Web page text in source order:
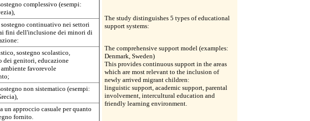
complessivo (esempi:
sostegno continuativo nei settori
fini dell'inclusione dei minori di
sostegno scolastico,
dei genitori, educazione
favorevole
non sistematico (esempi:
un approccio casuale per quanto
fornito.
The study distinguishes 5 types of educational
support systems:
The comprehensive support model (examples:
Denmark, Sweden)
This provides continuous support in the areas
which are most relevant to the inclusion of
newly arrived migrant children:
linguistic support, academic support, parental
involvement, intercultural education and
friendly learning environment.